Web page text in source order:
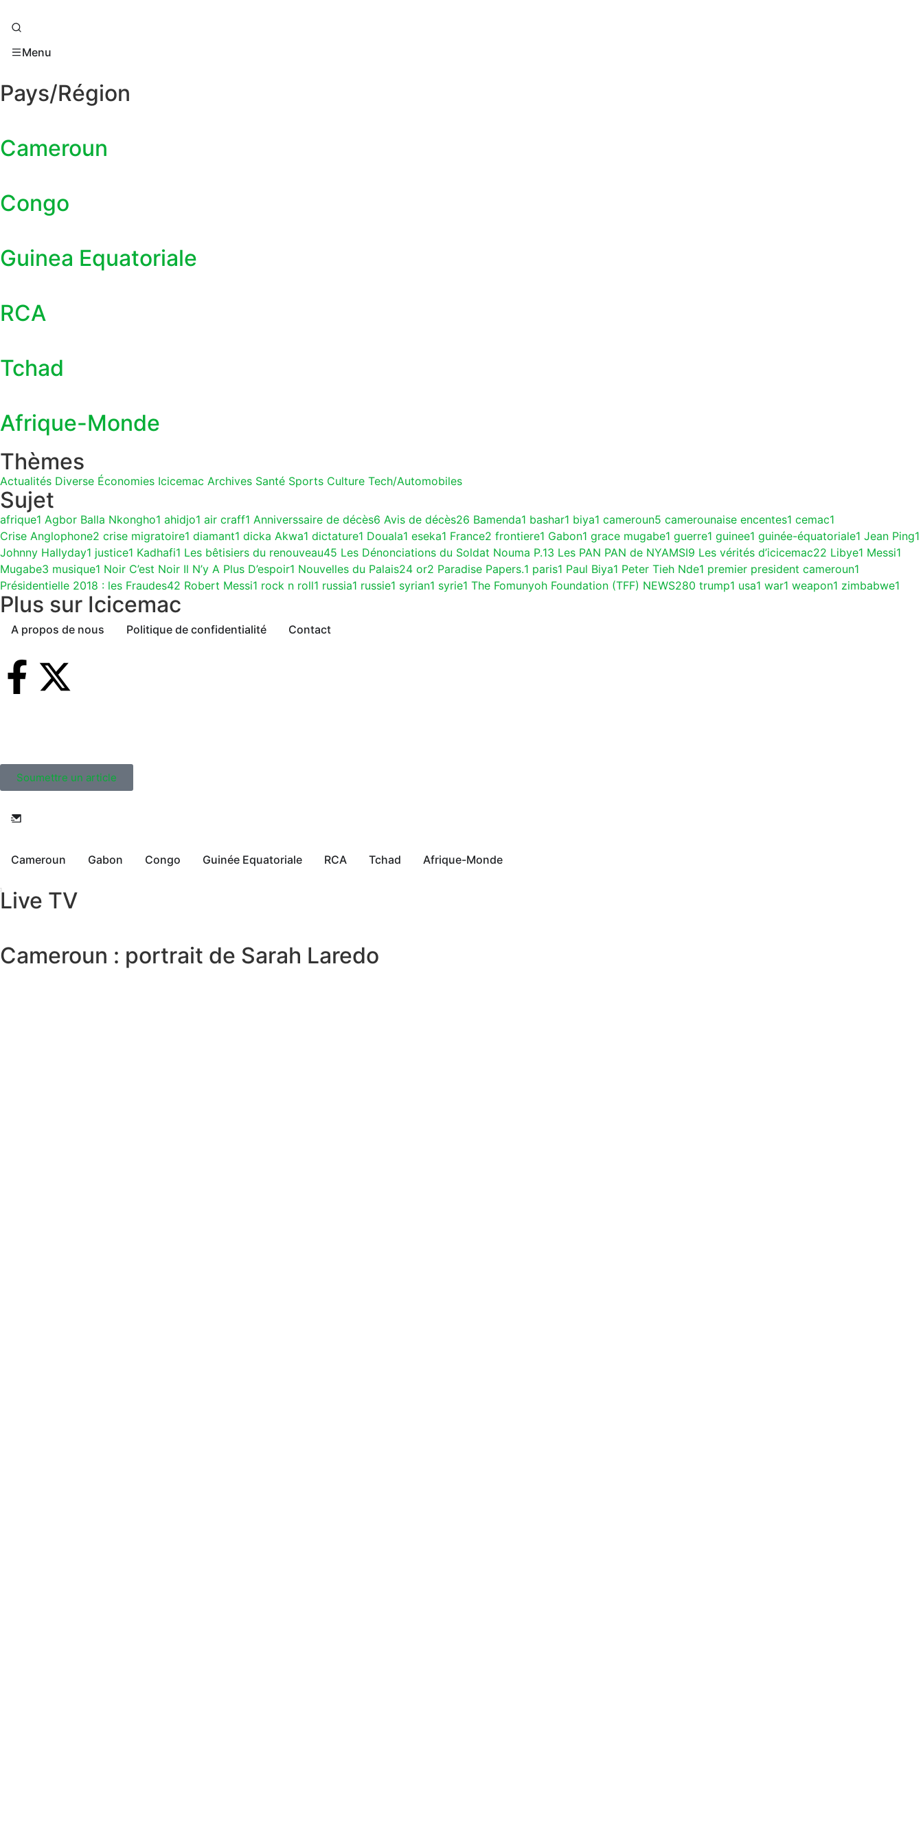
Menu
Pays/Région
Cameroun
Congo
Guinea Equatoriale
RCA
Tchad
Afrique-Monde
Thèmes
Actualités Diverse Économies Icicemac Archives Santé Sports Culture Tech/Automobiles
Sujet
afrique1 Agbor Balla Nkongho1 ahidjo1 air craff1 Anniverssaire de décès6 Avis de décès26 Bamenda1 bashar1 biya1 cameroun5 camerounaise encentes1 cemac1
Crise Anglophone2 crise migratoire1 diamant1 dicka Akwa1 dictature1 Douala1 eseka1 France2 frontiere1 Gabon1 grace mugabe1 guerre1 guinee1 guinée-équatoriale1 Jean Ping1
Johnny Hallyday1 justice1 Kadhafi1 Les bêtisiers du renouveau45 Les Dénonciations du Soldat Nouma P.13 Les PAN PAN de NYAMSI9 Les vérités d’icicemac22 Libye1 Messi1
Mugabe3 musique1 Noir C’est Noir Il N’y A Plus D’espoir1 Nouvelles du Palais24 or2 Paradise Papers.1 paris1 Paul Biya1 Peter Tieh Nde1 premier president cameroun1
Présidentielle 2018 : les Fraudes42 Robert Messi1 rock n roll1 russia1 russie1 syrian1 syrie1 The Fomunyoh Foundation (TFF) NEWS280 trump1 usa1 war1 weapon1 zimbabwe1
Plus sur Icicemac
A propos de nous Politique de confidentialité Contact
Soumettre un article
Cameroun Gabon Congo Guinée Equatoriale RCA Tchad Afrique-Monde
Live TV
Cameroun : portrait de Sarah Laredo